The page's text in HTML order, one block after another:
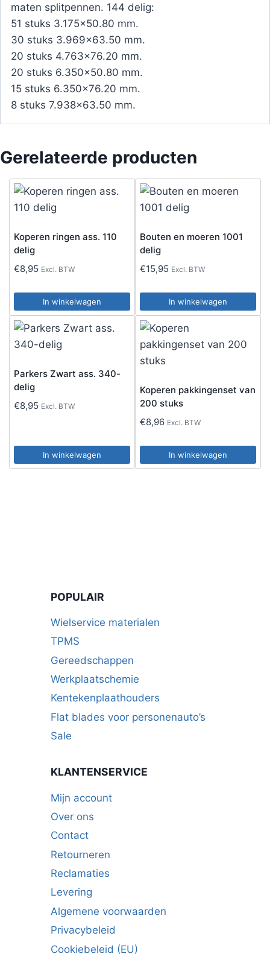
maten splitpennen. 144 delig:
51 stuks 3.175×50.80 mm.
30 stuks 3.969×63.50 mm.
20 stuks 4.763×76.20 mm.
20 stuks 6.350×50.80 mm.
15 stuks 6.350×76.20 mm.
8 stuks 7.938×63.50 mm.
Gerelateerde producten
Koperen ringen ass. 110
delig
€8,95 Excl. BTW
In winkelwagen
Bouten en moeren 1001
delig
€15,95 Excl. BTW
In winkelwagen
Parkers Zwart ass. 340-
delig
€8,95 Excl. BTW
In winkelwagen
Koperen pakkingenset van
200 stuks
€8,96 Excl. BTW
In winkelwagen
POPULAIR
Wielservice materialen
TPMS
Gereedschappen
Werkplaatschemie
Kentekenplaathouders
Flat blades voor personenauto’s
Sale
KLANTENSERVICE
Mijn account
Over ons
Contact
Retourneren
Reclamaties
Levering
Algemene voorwaarden
Privacybeleid
Cookiebeleid (EU)